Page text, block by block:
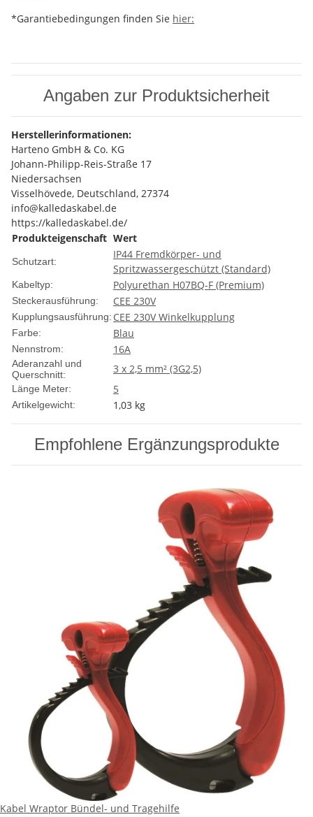
*Garantiebedingungen finden Sie hier:
Angaben zur Produktsicherheit
Herstellerinformationen:
Harteno GmbH & Co. KG
Johann-Philipp-Reis-Straße 17
Niedersachsen
Visselhövede, Deutschland, 27374
info@kalledaskabel.de
https://kalledaskabel.de/
Produkteigenschaft Wert
Schutzart:
IP44 Fremdkörper- und
Spritzwassergeschützt (Standard)
Kabeltyp: Polyurethan H07BQ-F (Premium)
Steckerausführung: CEE 230V
Kupplungsausführung: CEE 230V Winkelkupplung
Farbe: Blau
Nennstrom: 16A
Aderanzahl und
Querschnitt:
3 x 2,5 mm² (3G2,5)
Länge Meter: 5
Artikelgewicht: 1,03 kg
Empfohlene Ergänzungsprodukte
Kabel Wraptor Bündel- und Tragehilfe